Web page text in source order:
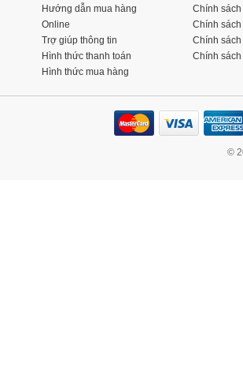
Hướng dẫn mua hàng
Online
Trợ giúp thông tin
Hình thức thanh toán
Hình thức mua hàng
Chính
Chính
Chính
Chính
©